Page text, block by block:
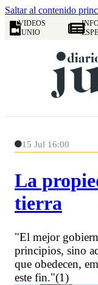
Saltar al contenido
VIDEOS
JUNIO
15 Jul 16:00
La
tierra
"El mejor
principios, sino
que obedecen,
este fin."(1)